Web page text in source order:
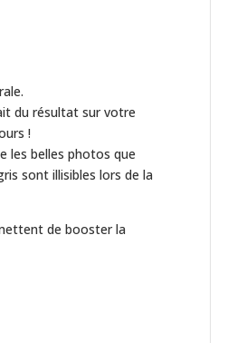
du résultat sur votre
!
les belles photos que
sont illisibles lors de la
de booster la